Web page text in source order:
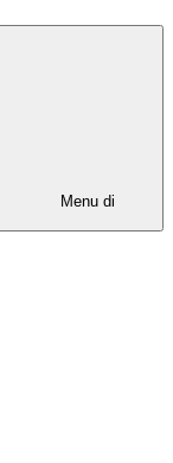
Menu di